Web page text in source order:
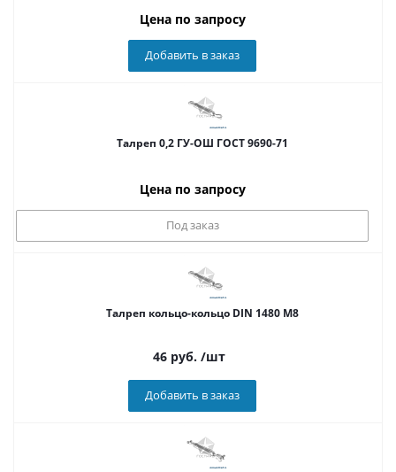
Цена по запросу
Добавить в заказ
Талреп 0,2 ГУ-ОШ ГОСТ 9690-71
Цена по запросу
Под заказ
Талреп кольцо-кольцо DIN 1480 М8
46 руб. /шт
Добавить в заказ